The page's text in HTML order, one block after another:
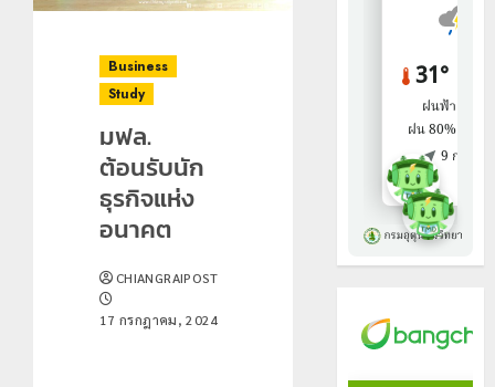
Business
Study
มฟล.
ต้อนรับนัก
ธุรกิจแห่ง
อนาคต
CHIANGRAIPOST
17 กรกฎาคม, 2024